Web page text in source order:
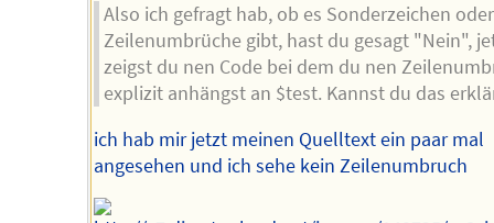
Also ich gefragt hab, ob es Sonderzeichen oder
Zeilenumbrüche gibt, hast du gesagt "Nein",
zeigst du nen Code bei dem du nen
explizit anhängst an $test. Kannst du das
ich hab mir jetzt meinen Quelltext ein paar mal
angesehen und ich sehe kein Zeilenumbruch